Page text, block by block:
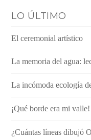
LO ÚLTIMO
El ceremonial artístico
La memoria del agua:
La incómoda ecología
¡Qué borde era mi valle!
¿Cuántas líneas dibujó